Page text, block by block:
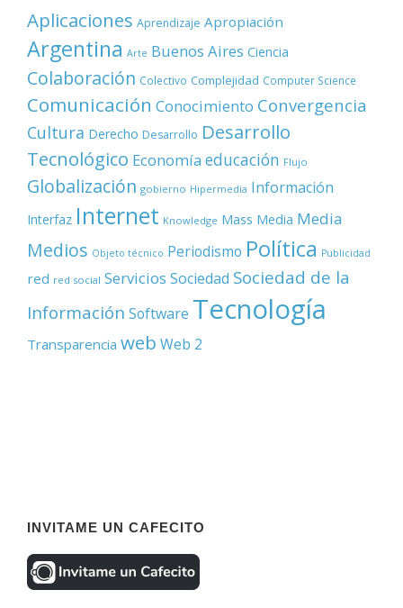
Aplicaciones Aprendizaje Apropiación
Argentina Arte Buenos Aires Ciencia
Colaboración Colectivo Complejidad Computer Science
Comunicación Conocimiento Convergencia
Cultura Derecho Desarrollo Desarrollo
Tecnológico Economía educación Flujo
Globalización gobierno Hipermedia Información
Interfaz Internet Knowledge Mass Media Media
Medios Objeto técnico Periodismo Política Publicidad
red red social Servicios Sociedad Sociedad de la
Información Software Tecnología
Transparencia web Web 2
INVITAME UN CAFECITO